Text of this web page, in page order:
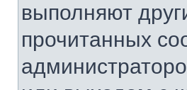
выполняют
прочитанных